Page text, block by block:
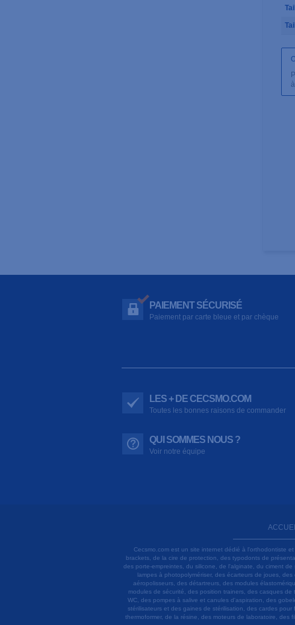
PAIEMENT SÉCURISÉ
Paiement par carte bleue et par chèque
LES + DE CECSMO.COM
Toutes les bonnes raisons de commander
QUI SOMMES NOUS ?
Voir notre équipe
Cecsmo.com est un site internet dédié à l'orthodontiste
brackets, de la cire de protection, des typodonts de
des porte-empreintes, du silicone, de l'alginate, du ciment
lampes à photopolymériser, des écarteurs de joues,
aéropolisseurs, des détartreurs, des modules
modules de sécurité, des position trainers, des casques
WC, des pompes à salive et canules d'aspiration, des
stérilisateurs et des gaines de stérilisation, des cardes
thermoformer, de la résine, des moteurs de laboratoire, des